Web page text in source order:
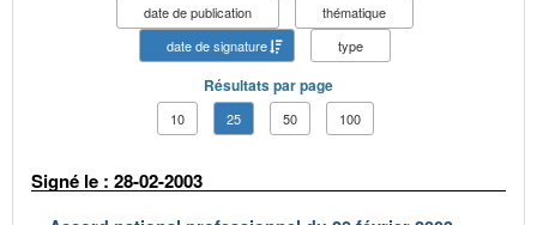
date de publication
thématique
date de signature
type
Résultats par page
10 25 50 100
Signé le : 28-02-2003